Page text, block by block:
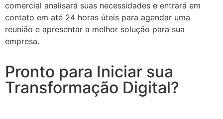
comercial analisará suas necessidades e entrará em
contato em até 24 horas úteis para agendar uma
reunião e apresentar a melhor solução para sua
empresa.
Pronto para Iniciar sua
Transformação Digital?